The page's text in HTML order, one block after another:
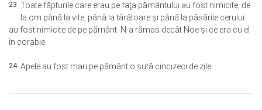
23 Toate făpturile care erau pe faţa pământului au fost nimicite, de
la om până la vite, până la târâtoare şi până la păsările cerului:
au fost nimicite de pe pământ. N-a rămas decât Noe şi ce era cu el
în corabie.
24 Apele au fost mari pe pământ o sută cincizeci de zile.